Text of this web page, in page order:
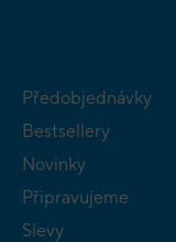
Předobjednávky
Bestsellery
Novinky
Připravujeme
Slevy